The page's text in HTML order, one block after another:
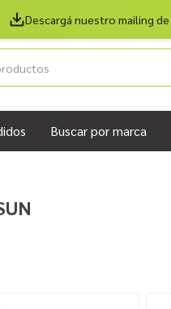
Descargá nuestro mailing de
Buscar por marca